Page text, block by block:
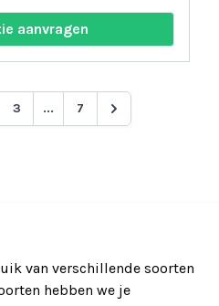
aanvragen
3 ... 7
van verschillende soorten
hebben we je